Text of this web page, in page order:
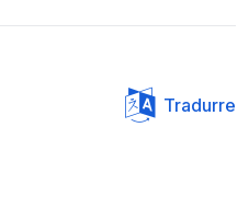
Tradurre